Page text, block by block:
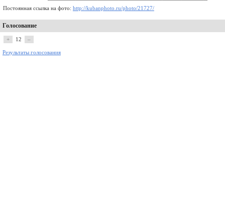
Постоянная ссылка на фото: http://kubanphoto.ru/photo/21727/
Голосование
+ 12 –
Результаты голосования